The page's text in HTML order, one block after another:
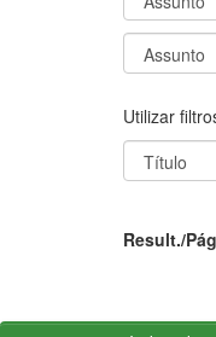
Utilizar
Result./